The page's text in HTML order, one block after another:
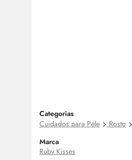
Categorias
Cuidados para Pele
Rosto
Marca
Ruby Kisses